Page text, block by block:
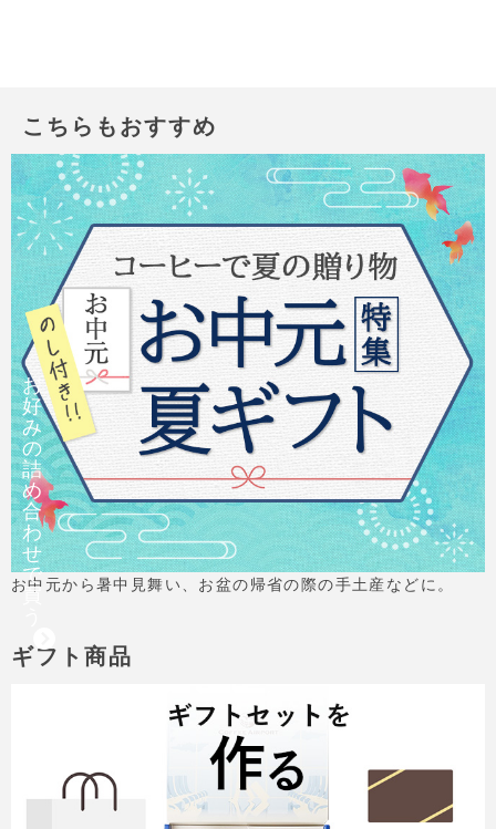
こちらもおすすめ
お中元から暑中見舞い、お盆の帰省の際の手土産などに。
ギフト商品
お
好
み
の
詰
め
合
わ
せ
で
買